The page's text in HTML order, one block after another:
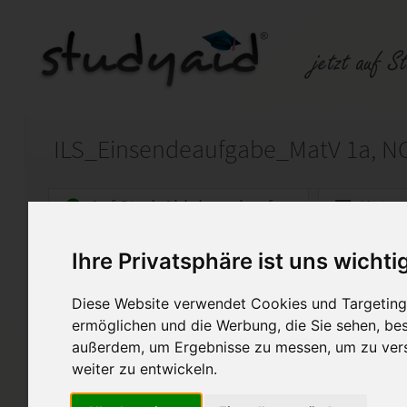
Ihre Privatsphäre ist uns
Diese Website verwendet Cookies und
ermöglichen und die Werbung, die Sie sehen,
außerdem, um Ergebnisse zu messen, um zu
weiter zu entwickeln.
ILS_Einsendeaufgabe_MatV 1a,
Auf StudyAid.de verkaufen
Startseite Technik und Informatik
Einführung in die Algebra
Biete hier meine
MatV 1a an.